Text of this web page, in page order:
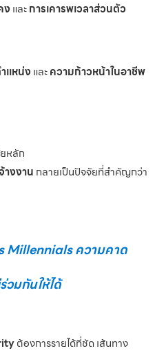
ง และการเคารพเวลาส่วนตัว
แหน่ง และความก้าวหน้าในอาชีพ
หลัก
งงาน กลายเป็นปัจจัยที่สำคัญกว่า
Millennials ความคาด
มกันให้ได้
ต้องการรายได้ที่ชัด เส้นทาง